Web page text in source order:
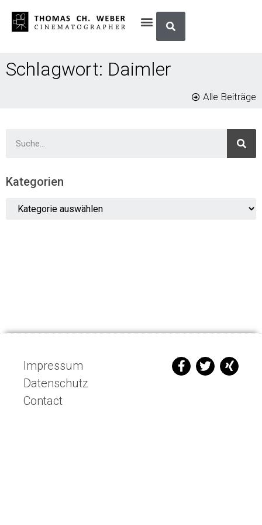
Schlagwort: Daimler
Alle Beiträge
Kategorien
Impressum
Datenschutz
Contact